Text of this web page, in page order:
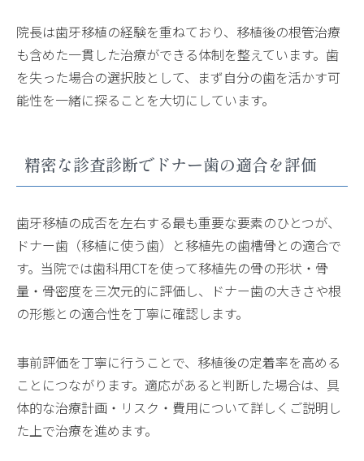
院長は歯牙移植の経験を重ねており、移植後の根管治療
も含めた一貫した治療ができる体制を整えています。歯
を失った場合の選択肢として、まず自分の歯を活かす可
能性を一緒に探ることを大切にしています。
精密な診査診断でドナー歯の適合を評価
歯牙移植の成否を左右する最も重要な要素のひとつが、
ドナー歯（移植に使う歯）と移植先の歯槽骨との適合で
す。当院では歯科用CTを使って移植先の骨の形状・骨
量・骨密度を三次元的に評価し、ドナー歯の大きさや根
の形態との適合性を丁寧に確認します。
事前評価を丁寧に行うことで、移植後の定着率を高める
ことにつながります。適応があると判断した場合は、具
体的な治療計画・リスク・費用について詳しくご説明し
た上で治療を進めます。